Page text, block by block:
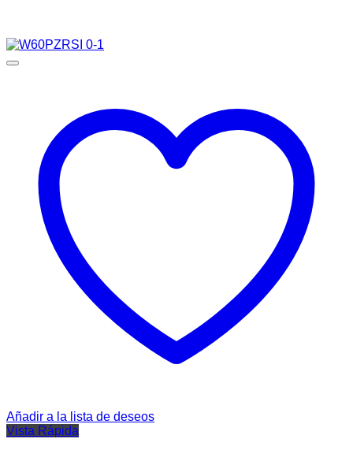
Añadir a la lista de deseos
Vista Rápida